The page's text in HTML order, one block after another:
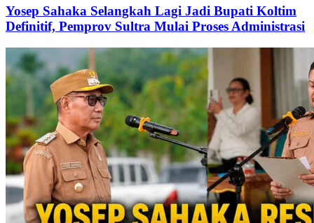
Yosep Sahaka Selangkah Lagi Jadi Bupati Koltim
Definitif, Pemprov Sultra Mulai Proses Administrasi